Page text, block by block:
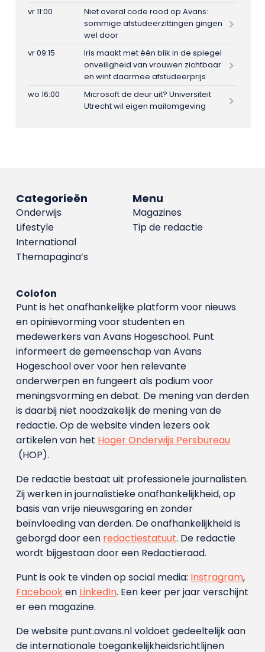
vr 11:00
Niet overal code rood op Avans:
sommige afstudeerzittingen gingen
wel door
vr 09:15
Iris maakt met één blik in de spiegel
onveiligheid van vrouwen zichtbaar
en wint daarmee afstudeerprijs
wo 16:00
Microsoft de deur uit? Universiteit
Utrecht wil eigen mailomgeving
Menu
Magazines
Tip de redactie
Categorieën
Onderwijs
Lifestyle
International
Themapagina’s
Colofon
Punt is het onafhankelijke platform voor nieuws
en opinievorming voor studenten en
medewerkers van Avans Hoge­school. Punt
informeert de gemeenschap van Avans
Hogeschool over voor hen relevante
onderwerpen en fungeert als podium voor
meningsvorming en debat. De mening van derden
is daarbij niet noodzakelijk de mening van de
redactie. Op de website vinden lezers ook
artikelen van het Hoger Onderwijs Persbureau
(HOP).
De redactie bestaat uit professionele journalisten.
Zij werken in journalistieke onafhankelijkheid, op
basis van vrije nieuwsgaring en zonder
beïnvloeding van derden. De onafhankelijkheid is
geborgd door een redactiestatuut. De redactie
wordt bijgestaan door een Redactieraad.
Punt is ook te vinden op social media: Instragram,
Facebooken LinkedIn. Een keer per jaar verschijnt
er een magazine.
De website punt.avans.nl voldoet gedeeltelijk aan
de internationale toegankelijkheidsrichtlijnen